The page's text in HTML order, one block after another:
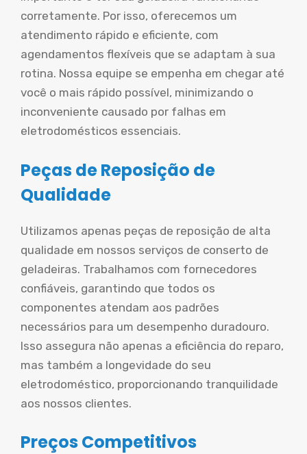
corretamente. Por isso, oferecemos um
atendimento rápido e eficiente, com
agendamentos flexíveis que se adaptam à sua
rotina. Nossa equipe se empenha em chegar até
você o mais rápido possível, minimizando o
inconveniente causado por falhas em
eletrodomésticos essenciais.
Peças de Reposição de
Qualidade
Utilizamos apenas peças de reposição de alta
qualidade em nossos serviços de conserto de
geladeiras. Trabalhamos com fornecedores
confiáveis, garantindo que todos os
componentes atendam aos padrões
necessários para um desempenho duradouro.
Isso assegura não apenas a eficiência do reparo,
mas também a longevidade do seu
eletrodoméstico, proporcionando tranquilidade
aos nossos clientes.
Preços Competitivos